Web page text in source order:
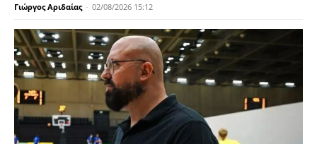
Γιώργος Αριδαίας - 02/08/2026 15:12